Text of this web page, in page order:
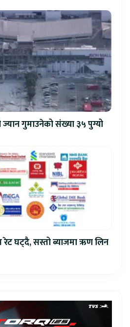
गुमाउनेको संख्या ३५ पुग्यो
घट्दै, सस्तो ब्याजमा ऋण लिन